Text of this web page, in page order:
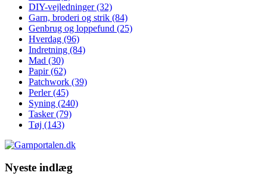
DIY-vejledninger(32)
Garn, broderi og strik (84)
Genbrug og loppefund (25)
Hverdag (96)
Indretning (84)
Mad (30)
Papir(62)
Patchwork (39)
Perler(45)
Syning (240)
Tasker(79)
Tøj (143)
Nyeste indlæg